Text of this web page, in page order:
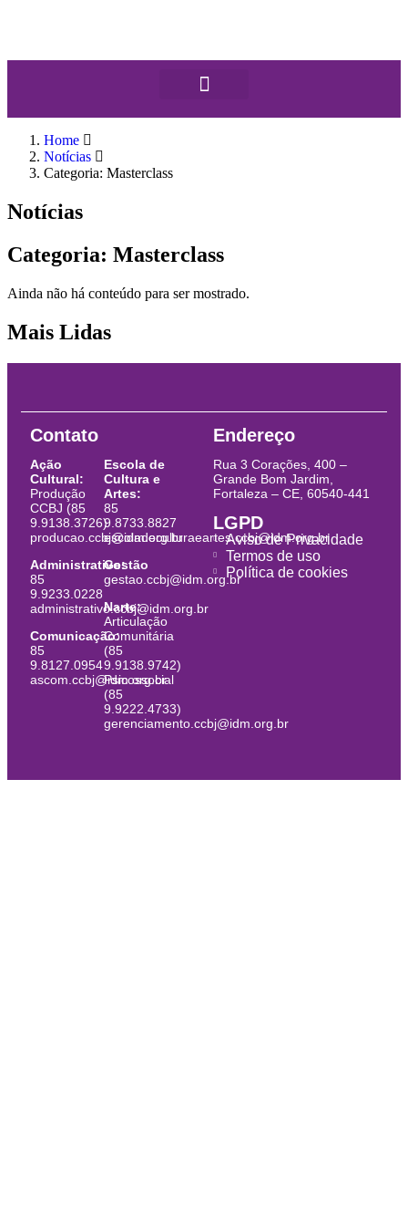
Home
Notícias
Categoria: Masterclass
Notícias
Categoria: Masterclass
Ainda não há conteúdo para ser mostrado.
Mais Lidas
Contato
Ação
Cultural:
Produção
CCBJ (85
9.9138.3726)
producao.ccbj@idm.org.br
Administrativo:
85
9.9233.0228
administrativo.ccbj@idm.org.br
Comunicação:
85
9.8127.0954
ascom.ccbj@idm.org.br
Escola de
Cultura e
Artes:
85
9.8733.8827
escoladeculturaeartes.ccbj@idm.org.br
Gestão
gestao.ccbj@idm.org.br
Narte:
Articulação
Comunitária
(85
9.9138.9742)
Psicossocial
(85
9.9222.4733)
gerenciamento.ccbj@idm.org.br
Endereço
Rua 3 Corações, 400 –
Grande Bom Jardim,
Fortaleza – CE, 60540-441
LGPD
Aviso de Privacidade
Termos de uso
Política de cookies